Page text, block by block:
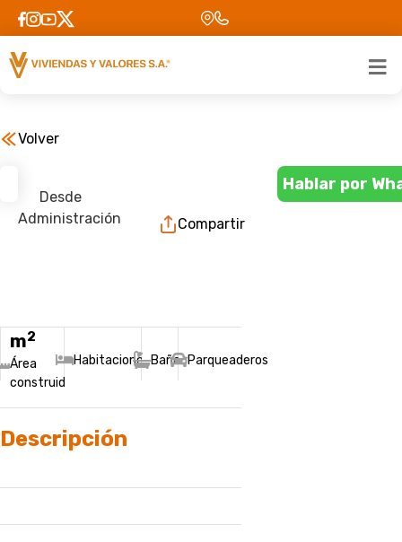
Volver
Desde
Administración
Compartir
m2
Área
construida
HabitacionesBañosParqueaderos
Descripción
Hablar por